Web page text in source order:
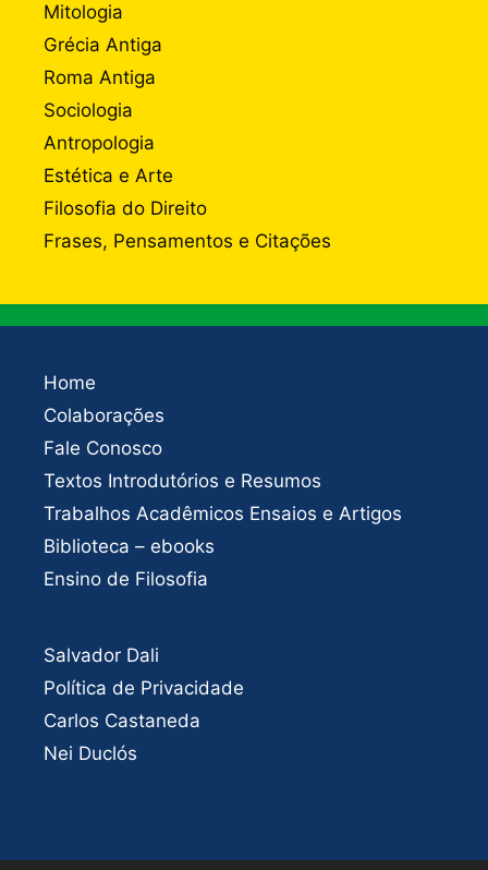
Mitologia
Grécia Antiga
Roma Antiga
Sociologia
Antropologia
Estética e Arte
Filosofia do Direito
Frases, Pensamentos e Citações
Home
Colaborações
Fale Conosco
Textos Introdutórios e Resumos
Trabalhos Acadêmicos Ensaios e Artigos
Biblioteca – ebooks
Ensino de Filosofia
Salvador Dali
Política de Privacidade
Carlos Castaneda
Nei Duclós